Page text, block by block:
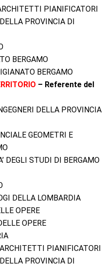
PIANIFICATORI
PROVINCIA DI
BERGAMO
BERGAMO
– Referente del
DELLA PROVINCIA
GEOMETRI E
DEGLI STUDI DI BERGAMO
DELLA LOMBARDIA
OPERE
OPERE
PIANIFICATORI
PROVINCIA DI